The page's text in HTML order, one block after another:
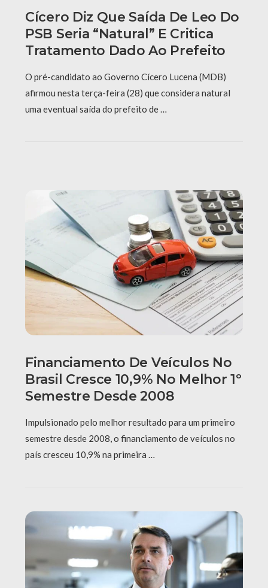
Cícero Diz Que Saída De Leo Do
PSB Seria “natural” E Critica
Tratamento Dado Ao Prefeito
O pré-candidato ao Governo Cícero Lucena (MDB)
afirmou nesta terça-feira (28) que considera natural
uma eventual saída do prefeito de …
Financiamento De Veículos No
Brasil Cresce 10,9% No Melhor 1º
Semestre Desde 2008
Impulsionado pelo melhor resultado para um primeiro
semestre desde 2008, o financiamento de veículos no
país cresceu 10,9% na primeira …